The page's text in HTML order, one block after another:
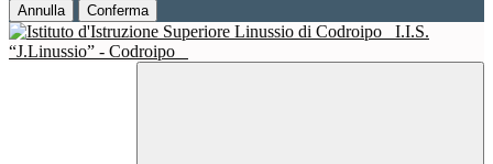
Annulla Conferma
I.I.S.
“J.Linussio” - Codroipo